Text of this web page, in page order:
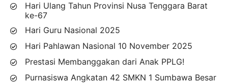
Hari Ulang Tahun Provinsi Nusa Tenggara Barat
ke-67
Hari Guru Nasional 2025
Hari Pahlawan Nasional 10 November 2025
Prestasi Membanggakan dari Anak PPLG!
Purnasiswa Angkatan 42 SMKN 1 Sumbawa Besar